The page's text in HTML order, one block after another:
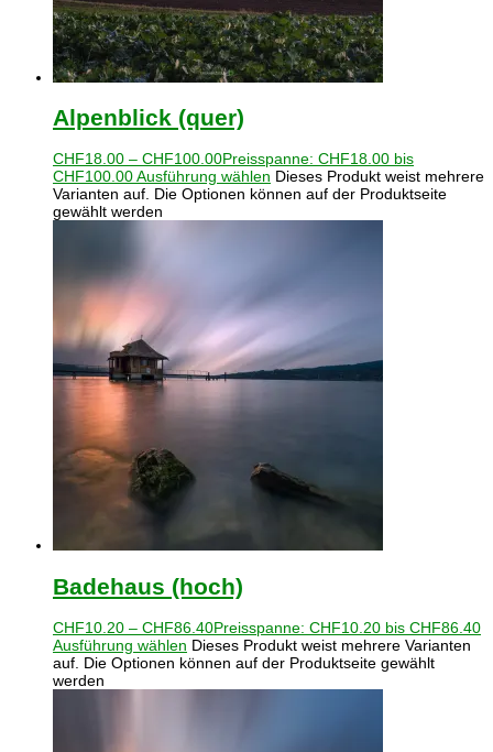
Alpenblick (quer)
CHF18.00 – CHF100.00Preisspanne: CHF18.00 bis
CHF100.00Ausführung wählen Dieses Produkt weist mehrere
Varianten auf. Die Optionen können auf der Produktseite
gewählt werden
Badehaus (hoch)
CHF10.20 – CHF86.40Preisspanne: CHF10.20 bis CHF86.40
Ausführung wählen Dieses Produkt weist mehrere Varianten
auf. Die Optionen können auf der Produktseite gewählt
werden